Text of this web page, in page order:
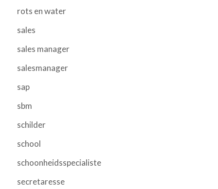
rots en water
sales
sales manager
salesmanager
sap
sbm
schilder
school
schoonheidsspecialiste
secretaresse